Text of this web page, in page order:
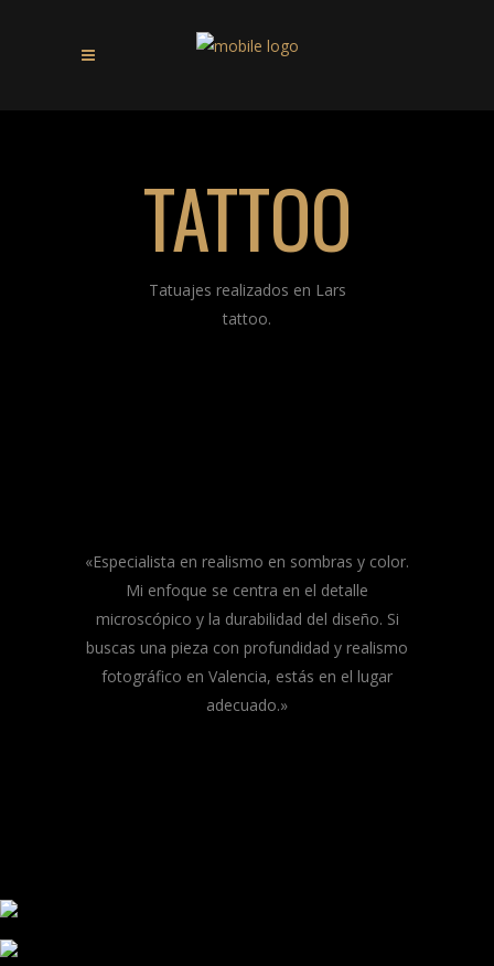
TATTOO
Tatuajes realizados en Lars
tattoo.
«Especialista en realismo en sombras y color.
Mi enfoque se centra en el detalle
microscópico y la durabilidad del diseño. Si
buscas una pieza con profundidad y realismo
fotográfico en Valencia, estás en el lugar
adecuado.»